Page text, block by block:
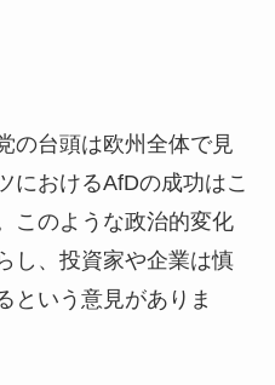
の台頭は欧州全体で見
におけるAfDの成功はこ
このような政治的変化
し、投資家や企業は慎
という意見がありま